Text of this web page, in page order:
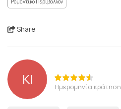
Ρομαντικό Περιβάλλον
Share
KI Ημερομηνία